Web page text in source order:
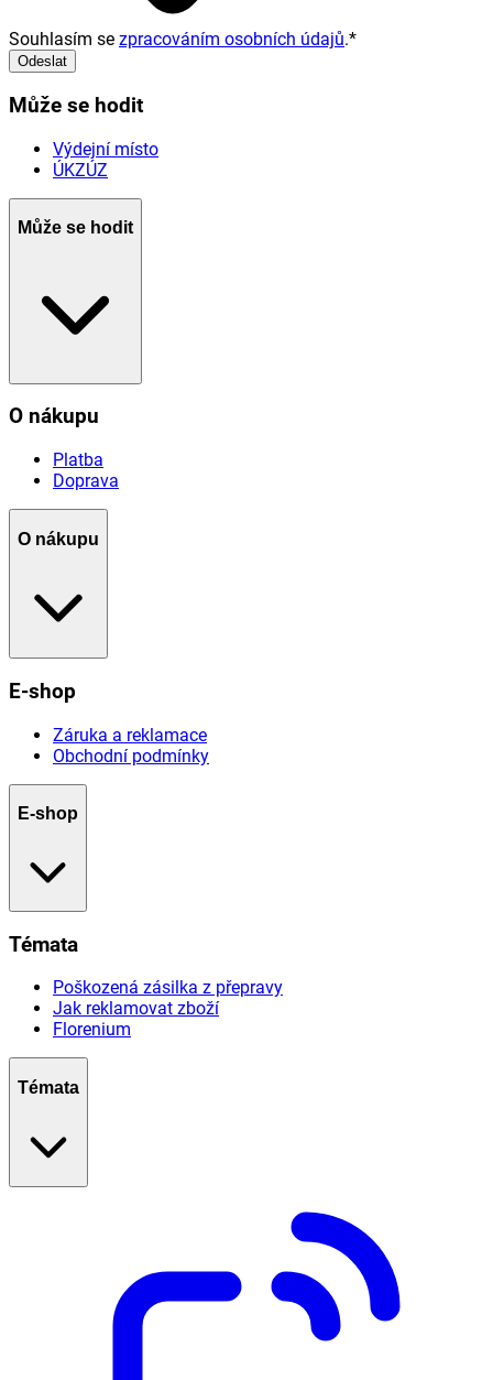
Souhlasím se zpracováním osobních údajů.*
Odeslat
Může se hodit
Výdejní místo
ÚKZÚZ
Může se hodit
O nákupu
Platba
Doprava
O nákupu
E-shop
Záruka a reklamace
Obchodní podmínky
E-shop
Témata
Poškozená zásilka z přepravy
Jak reklamovat zboží
Florenium
Témata